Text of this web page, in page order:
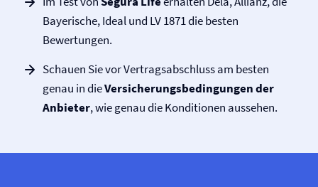
Bayerische, Ideal und LV 1871 die besten
Bewertungen.
Schauen Sie vor Vertragsabschluss am besten
genau in dieVersicherung­sbedingungender
Anbieter, wie genau die Konditionen aussehen.